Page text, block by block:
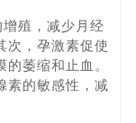
殖，减少月经
次，孕激素促使
萎缩和止血。
素的敏感性，减